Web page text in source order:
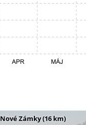
Nové Zámky (16 km)